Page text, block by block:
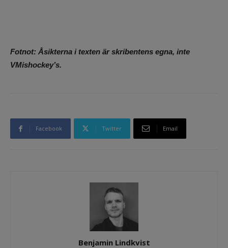
Fotnot: Åsikterna i texten är skribentens egna, inte
VMishockey’s.
Facebook Twitter Email
Benjamin Lindkvist